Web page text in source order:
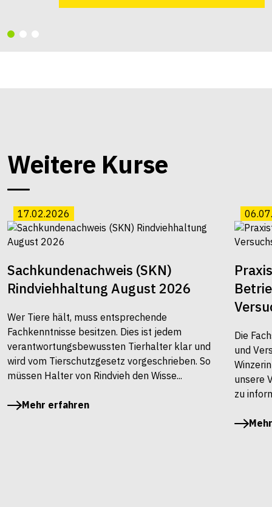
Weitere Kurse
17.02.2026
Sachkundenachweis (SKN)
Rindviehhaltung August 2026
Wer Tiere hält, muss entsprechende
Fachkenntnisse besitzen. Dies ist jedem
verantwortungsbewussten Tierhalter klar und
wird vom Tierschutzgesetz vorgeschrieben. So
müssen Halter von Rindvieh den Wisse...
Mehr erfahren
Die
und
unsere
zu